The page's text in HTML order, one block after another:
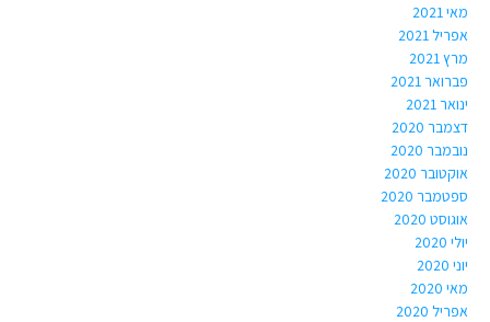
מאי 2021
אפריל 2021
מרץ 2021
פברואר 2021
ינואר 2021
דצמבר 2020
נובמבר 2020
אוקטובר 2020
ספטמבר 2020
אוגוסט 2020
יולי 2020
יוני 2020
מאי 2020
אפריל 2020